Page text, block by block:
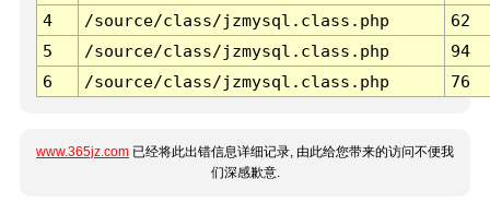
4
/source/class/jzmysql.class.php
62
5
/source/class/jzmysql.class.php
94
6
/source/class/jzmysql.class.php 76
www.365jz.com 已经将此出错信息详细记录, 由此给您带来的访问不便我
们深感歉意.